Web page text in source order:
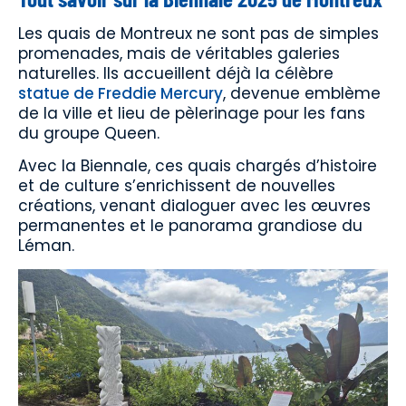
Les quais de Montreux ne sont pas de simples
promenades, mais de véritables galeries
naturelles. Ils accueillent déjà la célèbre
statue de Freddie Mercury, devenue emblème
de la ville et lieu de pèlerinage pour les fans
du groupe Queen.
Avec la Biennale, ces quais chargés d’histoire
et de culture s’enrichissent de nouvelles
créations, venant dialoguer avec les œuvres
permanentes et le panorama grandiose du
Léman.